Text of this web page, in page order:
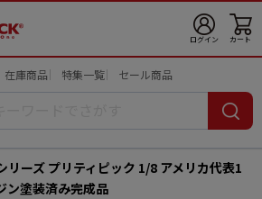
ログイン カート
在庫商品 特集一覧 セール商品
リーズ プリティピック 1/8 アメリカ代表1
ン塗装済み完成品